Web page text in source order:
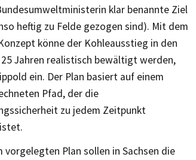
klar benannte Ziel
heftig zu Felde gezogen sind). Mit dem
könne der Kohleausstieg in den
Jahren realistisch bewältigt werden,
ein. Der Plan basiert auf einem
Pfad, der die
zu jedem Zeitpunkt
vorgelegten Plan sollen in Sachsen die